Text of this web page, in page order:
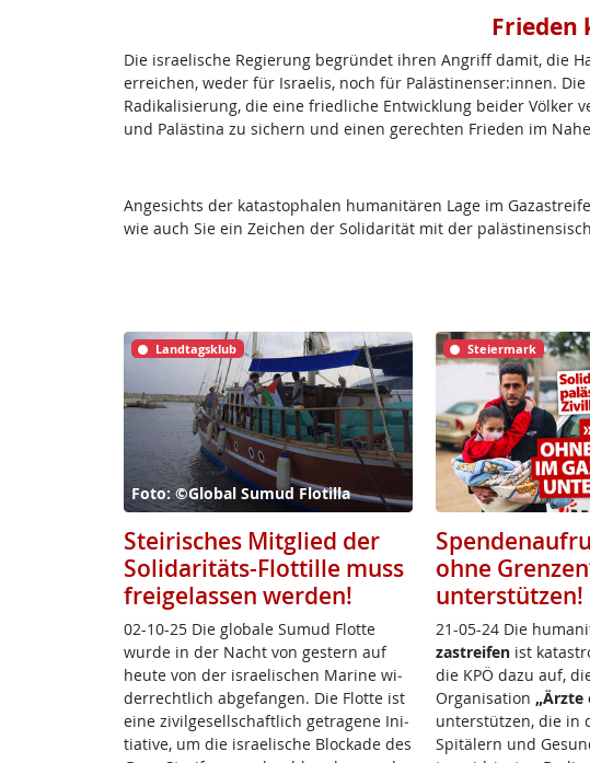
Frieden
Die israelische Regierung begründet ihren Angriff damit, die
erreichen, weder für Israelis, noch für Palästinenser:innen.
Radikalisierung, die eine friedliche Entwicklung beider Völker
und Palästina zu sichern und einen gerechten Frieden im
Angesichts der katastophalen humanitären Lage im
wie auch Sie ein Zeichen der Solidarität mit der
Landtagsklub
Foto: ©Global Sumud Flotilla
Steirisches Mitglied der
Solidaritäts-Flottille muss
freigelassen werden!
02-10-25 Die glo­ba­le Su­mud Flot­te
wur­de in der Nacht von ges­tern auf
heu­te von der is­rae­li­schen Ma­ri­ne wi­
der­recht­lich ab­ge­fan­gen. Die Flot­te ist
ei­ne zi­vil­ge­sell­schaft­lich ge­tra­ge­ne In­i­
tia­ti­ve, um die is­rae­li­sche Blo­c­ka­de des
Steiermark
ohne
unterstützen!
21-05-24 Die
za­st­rei­fen ist
die KPÖ da­zu auf,
Or­ga­ni­sa­ti­on „Ärz­te
un­ter­stüt­zen, die in
Spi­tä­lern und